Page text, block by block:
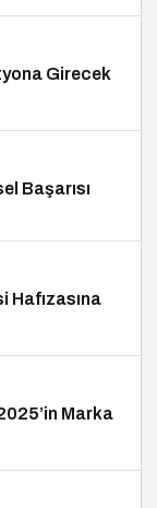
Girecek
Başarısı
Hafızasına
Marka